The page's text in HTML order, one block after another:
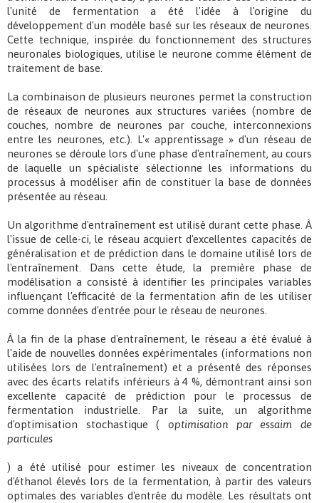
l'unité de fermentation a été l'idée à l'origine du
développement d'un modèle basé sur les réseaux de neurones.
Cette technique, inspirée du fonctionnement des structures
neuronales biologiques, utilise le neurone comme élément de
traitement de base.
La combinaison de plusieurs neurones permet la construction
de réseaux de neurones aux structures variées (nombre de
couches, nombre de neurones par couche, interconnexions
entre les neurones, etc.). L'« apprentissage » d'un réseau de
neurones se déroule lors d'une phase d'entraînement, au cours
de laquelle un spécialiste sélectionne les informations du
processus à modéliser afin de constituer la base de données
présentée au réseau.
Un algorithme d'entraînement est utilisé durant cette phase. À
l'issue de celle-ci, le réseau acquiert d'excellentes capacités de
généralisation et de prédiction dans le domaine utilisé lors de
l'entraînement. Dans cette étude, la première phase de
modélisation a consisté à identifier les principales variables
influençant l'efficacité de la fermentation afin de les utiliser
comme données d'entrée pour le réseau de neurones.
À la fin de la phase d'entraînement, le réseau a été évalué à
l'aide de nouvelles données expérimentales (informations non
utilisées lors de l'entraînement) et a présenté des réponses
avec des écarts relatifs inférieurs à 4 %, démontrant ainsi son
excellente capacité de prédiction pour le processus de
fermentation industrielle. Par la suite, un algorithme
d'optimisation stochastique ( optimisation par essaim de
particules
) a été utilisé pour estimer les niveaux de concentration
d'éthanol élevés lors de la fermentation, à partir des valeurs
optimales des variables d'entrée du modèle. Les résultats ont